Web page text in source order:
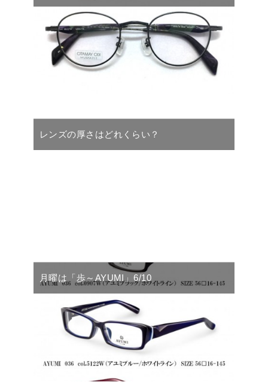
レンズの厚さはどれくらい？
月曜は「歩～AYUMI」6/10